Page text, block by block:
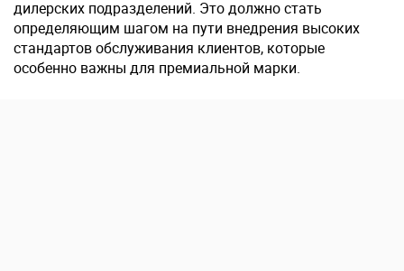
дилерских подразделений. Это должно стать
определяющим шагом на пути внедрения высоких
стандартов обслуживания клиентов, которые
особенно важны для премиальной марки.